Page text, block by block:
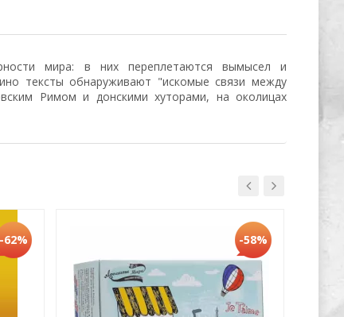
мира: в них переплетаются вымысел и
тексты обнаруживают "искомые связи между
Римом и донскими хуторами, на околицах
62% -58%